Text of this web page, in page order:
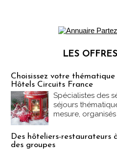
LES
Choisissez votre
Hôtels Circuits France
Spécialistes des
séjours
mesure,
Des hôteliers-restaurateurs
des groupes